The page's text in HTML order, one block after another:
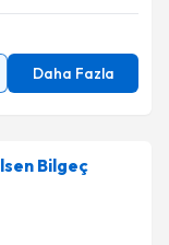
Daha Fazla
Bilgeç